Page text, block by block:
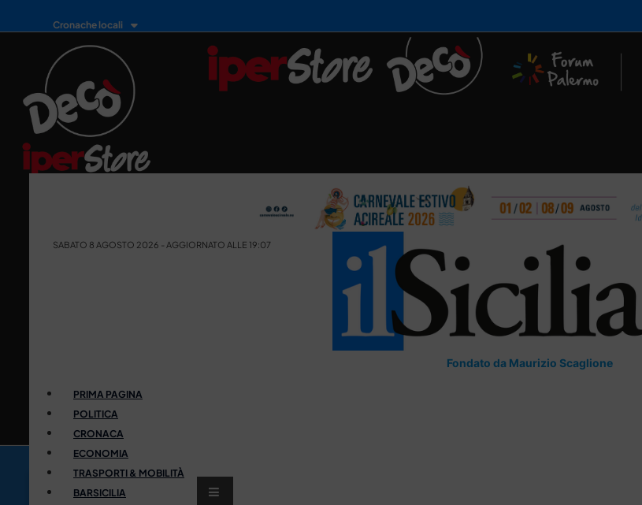
Cronache locali
SABATO 8 AGOSTO 2026 - AGGIORNATO ALLE 19:07
Fondato da Maurizio Scaglione
PRIMA PAGINA
POLITICA
CRONACA
ECONOMIA
TRASPORTI & MOBILITÀ
BARSICILIA